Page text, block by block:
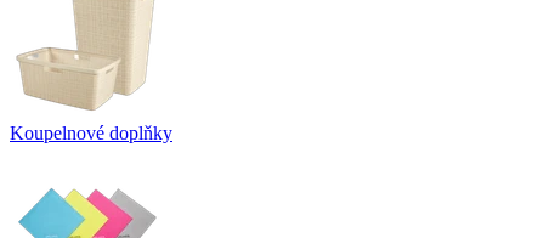
Koupelnové doplňky